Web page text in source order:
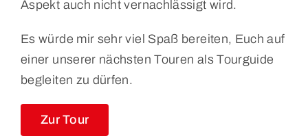
Aspekt auch nicht vernachlässigt wird.
Es würde mir sehr viel Spaß bereiten, Euch auf
einer unserer nächsten Touren als Tourguide
begleiten zu dürfen.
Zur Tour